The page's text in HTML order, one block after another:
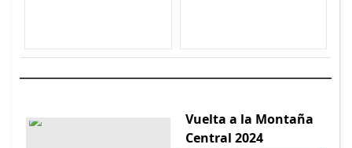
Vuelta a la Montaña
Central 2024